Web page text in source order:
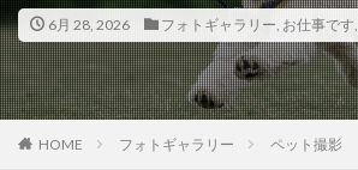
6月 28, 2026 フォトギャラリー, お仕事です,
HOME フォトギャラリー ペット撮影